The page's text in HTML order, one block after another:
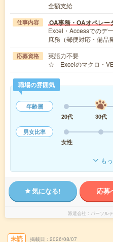
全額支給
仕事内容 OA事務・OAオペレー
Excel・Accessでのデ
庶務（郵便対応・備品
応募資格
英語力不要
☆ Excelのマクロ・
職場の雰囲気
年齢層
20代
30代
男女比率
女性
も
気になる! 応募
派遣会社 パーソル
未読 掲載日 2026/08/07